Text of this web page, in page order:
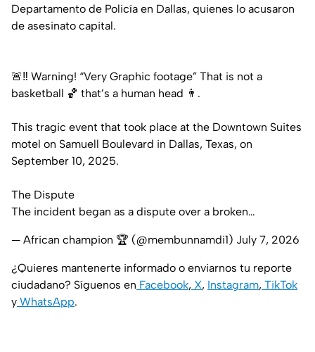
Departamento de Policía en Dallas, quienes lo acusaron
de asesinato capital.
🚨‼️ Warning! “Very Graphic footage” That is not a
basketball 🏀 that’s a human head 👨.
This tragic event that took place at the Downtown Suites
motel on Samuell Boulevard in Dallas, Texas, on
September 10, 2025.
The Dispute
The incident began as a dispute over a broken…
— African champion 🏆 (@membunnamdi1) July 7, 2026
¿Quieres mantenerte informado o enviarnos tu reporte
ciudadano? Síguenos en Facebook, X, Instagram, TikTok
y WhatsApp.